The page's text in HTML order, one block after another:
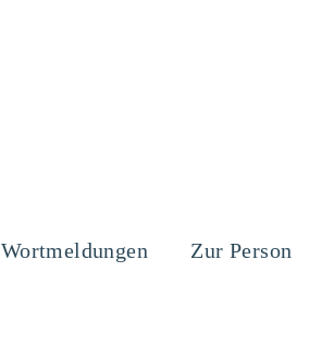
Wortmeldungen Zur Person